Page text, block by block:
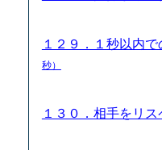
１２９．１秒以内
秒）
１３０．相手をリ